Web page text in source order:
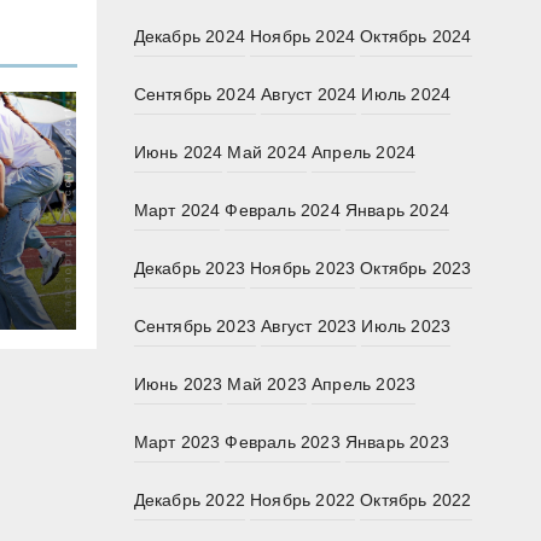
Декабрь 2024 Ноябрь 2024 Октябрь 2024
Сентябрь 2024 Август 2024 Июль 2024
Июнь 2024 Май 2024 Апрель 2024
Март 2024 Февраль 2024 Январь 2024
Декабрь 2023 Ноябрь 2023 Октябрь 2023
Сентябрь 2023 Август 2023 Июль 2023
Июнь 2023 Май 2023 Апрель 2023
Март 2023 Февраль 2023 Январь 2023
Декабрь 2022 Ноябрь 2022 Октябрь 2022